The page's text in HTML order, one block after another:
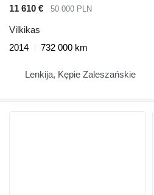
11 610 €
50 000 PLN
Vilkikas
2014
732 000 km
Lenkija, Kępie Zaleszańskie